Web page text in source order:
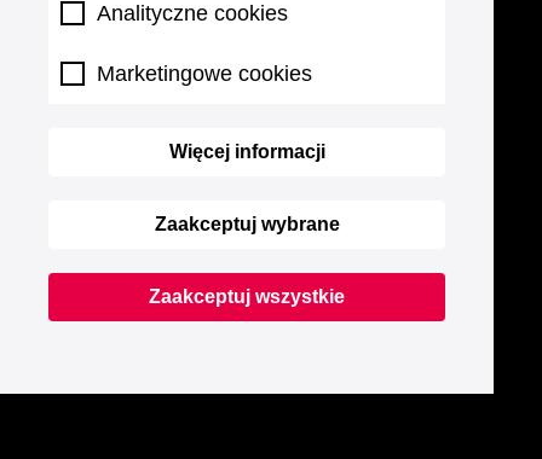
Analityczne cookies
Marketingowe cookies
Więcej informacji
Zaakceptuj wybrane
Zaakceptuj wszystkie